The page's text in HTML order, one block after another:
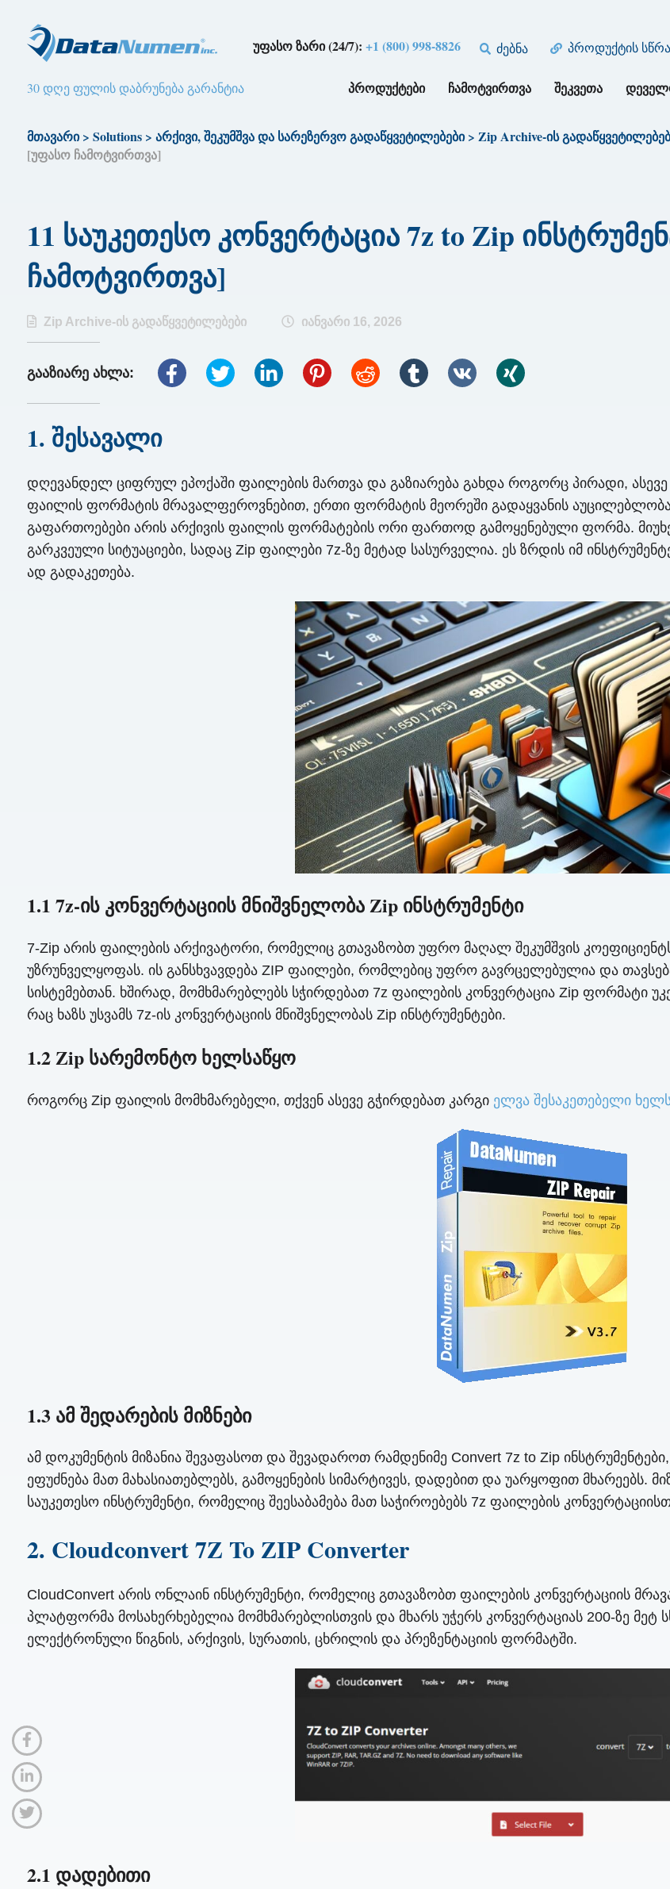
უფასო ზარი (24/7):+1 (800) 998-8826 ძებნა პროდუქტის
30 დღე ფულის დაბრუნება გარანტია ᲞᲠᲝᲓᲣᲥᲢᲔᲑᲘ ᲩᲐᲛᲝᲢᲕᲘᲠᲗᲕᲐ ᲨᲔᲙᲕᲔᲗᲐ
მთავარი> Solutions> არქივი, შეკუმშვა და სარეზერვო გადაწყვეტილებები> Zip Archive-ის
[უფასო ჩამოტვირთვა]
11 საუკეთესო კონვერტაცია 7z to Zip
ჩამოტვირთვა]
Zip Archive-ის გადაწყვეტილებები იანვარი 16, 2026
გააზიარე ახლა:
1. შესავალი
დღევანდელ ციფრულ ეპოქაში ფაილების მართვა და გაზიარება გახდა როგორც პირადი,
ფაილის ფორმატის მრავალფეროვნებით, ერთი ფორმატის მეორეში გადაყვანის
გაფართოებები არის არქივის ფაილის ფორმატების ორი ფართოდ გამოყენებული ფორმა.
გარკვეული სიტუაციები, სადაც Zip ფაილები 7z-ზე მეტად სასურველია. ეს ზრდის იმ
ად გადაკეთება.
1.1 7z-ის კონვერტაციის მნიშვნელობა Zip ინსტრუმენტი
7-Zip არის ფაილების არქივატორი, რომელიც გთავაზობთ უფრო მაღალ შეკუმშვის
უზრუნველყოფას. ის განსხვავდება ZIP ფაილები, რომლებიც უფრო გავრცელებულია და
სისტემებთან. ხშირად, მომხმარებლებს სჭირდებათ 7z ფაილების კონვერტაცია Zip ფორმატი
რაც ხაზს უსვამს 7z-ის კონვერტაციის მნიშვნელობას Zip ინსტრუმენტები.
1.2 Zip სარემონტო ხელსაწყო
როგორც Zip ფაილის მომხმარებელი, თქვენ ასევე გჭირდებათ კარგი ელვა შესაკეთებელი
1.3 ამ შედარების მიზნები
ამ დოკუმენტის მიზანია შევაფასოთ და შევადაროთ რამდენიმე Convert 7z to Zip
ეფუძნება მათ მახასიათებლებს, გამოყენების სიმარტივეს, დადებით და უარყოფით მხარეებს.
საუკეთესო ინსტრუმენტი, რომელიც შეესაბამება მათ საჭიროებებს 7z ფაილების
2. Cloudconvert 7Z To ZIP Converter
CloudConvert არის ონლაინ ინსტრუმენტი, რომელიც გთავაზობთ ფაილების კონვერტაციის
პლატფორმა მოსახერხებელია მომხმარებლისთვის და მხარს უჭერს კონვერტაციას 200-ზე მეტ
ელექტრონული წიგნის, არქივის, სურათის, ცხრილის და პრეზენტაციის ფორმატში.
2.1 დადებითი